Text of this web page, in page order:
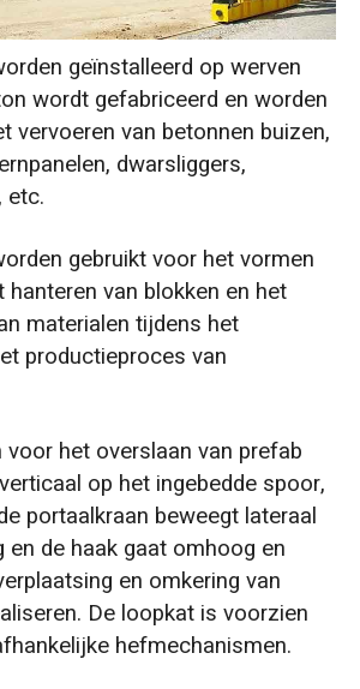
geïnstalleerd op werven
wordt gefabriceerd en worden
vervoeren van betonnen buizen,
dwarsliggers,
etc.
gebruikt voor het vormen
hanteren van blokken en het
materialen tijdens het
productieproces van
voor het overslaan van prefab
op het ingebedde spoor,
portaalkraan beweegt lateraal
en de haak gaat omhoog en
en omkering van
De loopkat is voorzien
hefmechanismen.